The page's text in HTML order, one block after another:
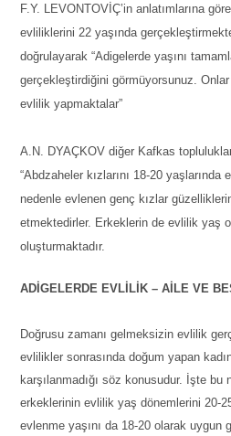
F.Y. LEVONTOVİÇ’in anlatımlarına
evliliklerini 22 yaşında
doğrulayarak “Adigelerde yaşını
gerçekleştirdiğini görmüyorsunuz.
evlilik yapmaktalar”
A.N. DYAÇKOV diğer Kafkas
“Abdzaheler kızlarını 18-20
nedenle evlenen genç kızlar
etmektedirler. Erkeklerin de evlilik yaş
oluşturmaktadır.
ADİGELERDE EVLİLİK – AİLE VE
Doğrusu zamanı gelmeksizin evlilik
evlilikler sonrasında doğum yapan
karşılanmadığı söz konusudur. İşte bu
erkeklerinin evlilik yaş dönemlerini 20-
evlenme yaşını da 18-20 olarak uygun